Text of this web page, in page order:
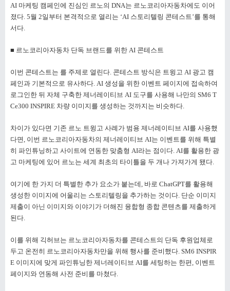
AI 마케팅 캠페인에 진심인 르노의 DNA는 르노코리아자동차에도 이어
졌다. 5월 2일부터 본격적으로 열리는 ‘AI 스토리텔링 콘테스트’를 통해
서다.
■ 르노코리아자동차 단독 브랜드를 위한 AI 콘테스트
이번 콘테스트는 를 주제로 열린다. 콘테스트 방식은 트윙고 AI 광고 캠
페인과 기본적으로 유사하다. AI 생성을 위한 이벤트 페이지에 접속하여
로그인한 뒤 자체 구축한 제너레이티브 AI 도구를 사용해 나만의 SM6 T
Ce300 INSPIRE 차량 이미지를 생성하는 것까지는 비슷하다.
차이가 있다면 기존 르노 트윙고 사례가 범용 제너레이티브 AI를 사용했
다면, 이번 르노코리아자동차의 제너레이티브 AI는 이벤트를 위해 특별
히 파인튜닝하고 사이트에 연동한 맞춤형 AI라는 점이다. AI를 활용한 광
고 마케팅에 있어 르노는 세계 최초의 타이틀을 두 개나 가져가게 됐다.
여기에 한 가지 더 특별한 추가 요소가 붙는데, 바로 ChatGPT를 활용해
생성한 이미지에 어울리는 스토리텔링을 추가하는 것이다. 단순 이미지
제출이 아닌 이미지와 이야기가 더해진 융합형 종합 콘텐츠를 제출하게
된다.
이를 위해 긱허브는 르노코리아자동차를 콘테스트의 단독 후원업체로
두고 온전히 르노코리아자동차만을 위해 행사를 준비했다. SM6 INSPIR
E 이미지에 맞게 파인튜닝한 제너레이티브 AI를 세팅하는 한편, 이벤트
페이지와 연동해 사전 준비를 마쳤다.